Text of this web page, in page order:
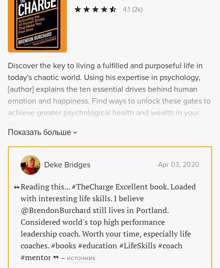
4.1 (2k)
Discover the key to living a fulfilled and purposeful life in
today's chaotic world. Using his expertise in psychology,
[author] explains the ten essential drives behind human
emotion and happiness. Find ways to unlock these gates to
achieve greater psychological health and wealth in your
Показать больше
Deke Bridges Apr 03, 2020
Reading this... #TheCharge Excellent book. Loaded
with interesting life skills. I believe
@BrendonBurchard still lives in Portland.
Considered world's top high performance
leadership coach. Worth your time, especially life
coaches. #books #education #LifeSkills #coach
#mentor
– источник